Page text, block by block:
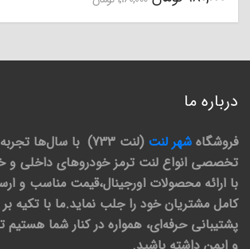
درباره ما
فروشگاه شهر لنت
(لنت 733) با سال‌ها
تخصصی انواع لنت ترمز خودروهای داخلی و
با ارائه محصولات اورجینال،قیمت مناسب و
کامل مشتریان خود را جلب نماید.ما با تکیه
پشتیبانی حرفه‌ای، همواره در کنار شما هستیم